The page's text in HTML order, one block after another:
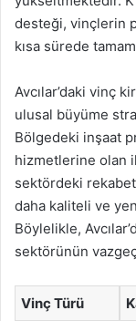
desteği, vinçlerin
kısa sürede
Avcılar’daki vinç
ulusal büyüme
Bölgedeki inşaat
hizmetlerine olan
sektördeki
daha kaliteli ve
Böylelikle,
sektörünün
Vinç Türü